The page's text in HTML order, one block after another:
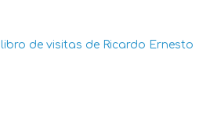
libro de visitas de Ricardo Ernesto